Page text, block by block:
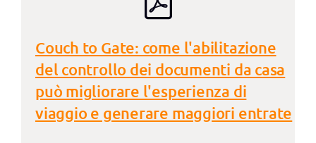
Couch to Gate: come l'abilitazione
del controllo dei documenti da casa
può migliorare l'esperienza di
viaggio e generare maggiori entrate